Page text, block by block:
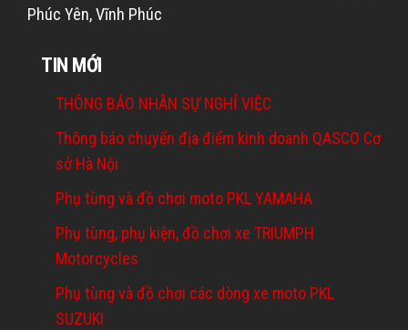
Phúc Yên, Vĩnh Phúc
TIN MỚI
THÔNG BÁO NHÂN SỰ NGHỈ VIỆC
Thông báo chuyển địa điểm kinh doanh QASCO Cơ
sở Hà Nội
Phụ tùng và đồ chơi moto PKL YAMAHA
Phụ tùng, phụ kiện, đồ chơi xe TRIUMPH
Motorcycles
Phụ tùng và đồ chơi các dòng xe moto PKL
SUZUKI